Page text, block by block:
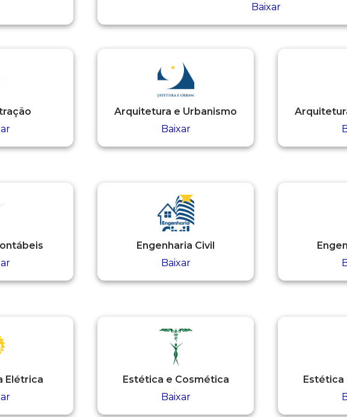
Baixar
Arquitetura e Urbanismo
Baixar
Engenharia Civil
Baixar
Elétrica
Estética e Cosmética
Baixar
Estética